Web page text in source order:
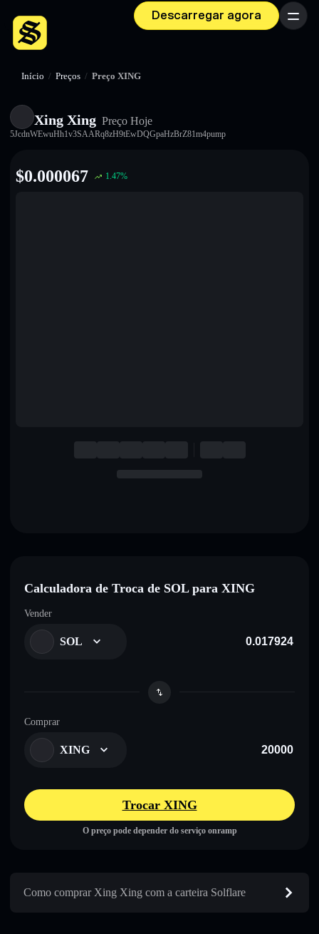
Descarregar agora Menu
Início / Preços / Preço XING
Xing Xing Preço Hoje
5JcdnWEwuHh1v3SAARq8zH9tEwDQGpaHzBrZ81m4pump
$0.000067 1.47%
Calculadora de Troca de SOL para XING
Vender
SOL
Comprar
XING
Trocar XING
O preço pode depender do serviço onramp
Como comprar Xing Xing com a carteira Solflare